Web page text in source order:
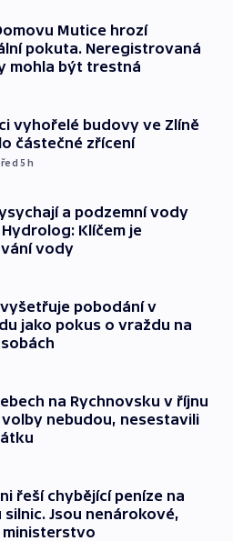
Mutice hrozí
pokuta. Neregistrovaná
mohla být trestná
vyhořelé budovy ve Zlíně
částečné zřícení
5h
a podzemní vody
Klíčem je
vody
pobodání v
jako pokus o vraždu na
na Rychnovsku v říjnu
volby nebudou, nesestavili
řeší chybějící peníze na
silnic. Jsou nenárokové,
ministerstvo